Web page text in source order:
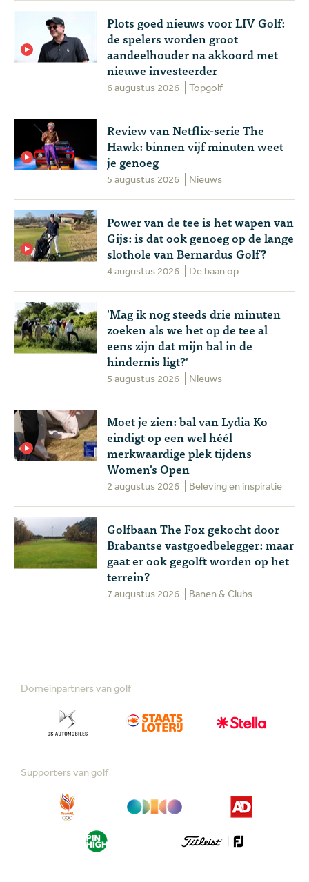
Plots goed nieuws voor LIV Golf:
de spelers worden groot
aandeelhouder na akkoord met
nieuwe investeerder
6 augustus 2026 Topgolf
Review van Netflix-serie The
Hawk: binnen vijf minuten weet
je genoeg
5 augustus 2026 Nieuws
Power van de tee is het wapen van
Gijs: is dat ook genoeg op de lange
slothole van Bernardus Golf?
4 augustus 2026 De baan op
'Mag ik nog steeds drie minuten
zoeken als we het op de tee al
eens zijn dat mijn bal in de
hindernis ligt?'
5 augustus 2026 Nieuws
Moet je zien: bal van Lydia Ko
eindigt op een wel héél
merkwaardige plek tijdens
Women's Open
2 augustus 2026 Beleving en inspiratie
Golfbaan The Fox gekocht door
Brabantse vastgoedbelegger: maar
gaat er ook gegolft worden op het
terrein?
7 augustus 2026 Banen & Clubs
Domeinpartners van golf
Supporters van golf